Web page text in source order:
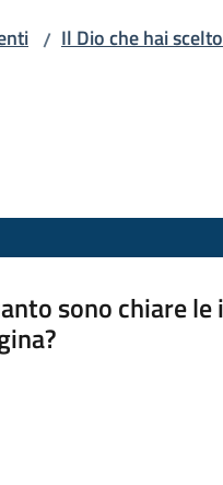
/ Il Dio che hai
sono chiare